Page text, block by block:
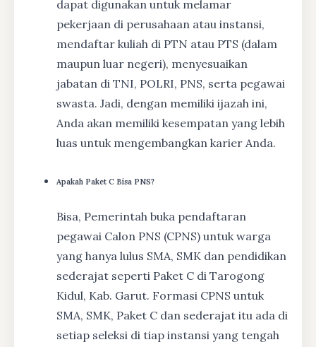
dapat digunakan untuk melamar
pekerjaan di perusahaan atau instansi,
mendaftar kuliah di PTN atau PTS (dalam
maupun luar negeri), menyesuaikan
jabatan di TNI, POLRI, PNS, serta pegawai
swasta. Jadi, dengan memiliki ijazah ini,
Anda akan memiliki kesempatan yang lebih
luas untuk mengembangkan karier Anda.
Apakah Paket C Bisa PNS?
Bisa, Pemerintah buka pendaftaran
pegawai Calon PNS (CPNS) untuk warga
yang hanya lulus SMA, SMK dan pendidikan
sederajat seperti Paket C di Tarogong
Kidul, Kab. Garut. Formasi CPNS untuk
SMA, SMK, Paket C dan sederajat itu ada di
setiap seleksi di tiap instansi yang tengah